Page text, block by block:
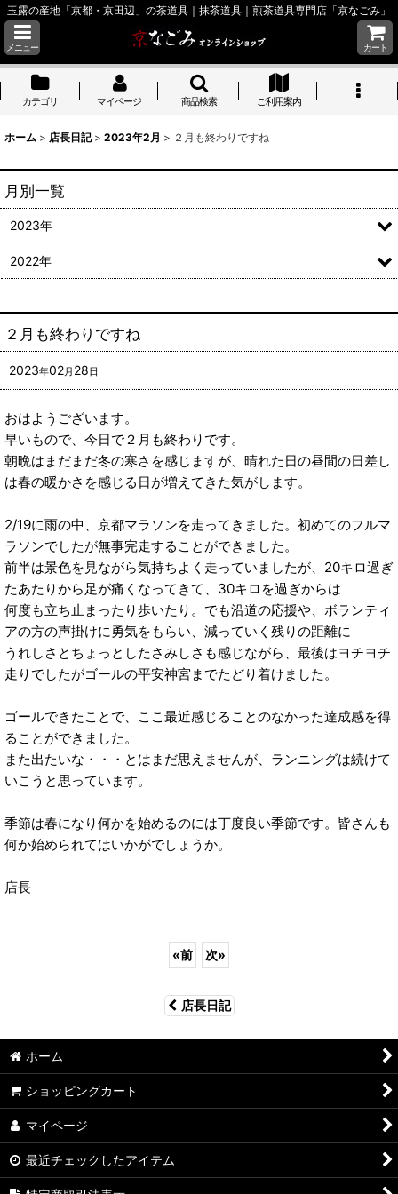
玉露の産地「京都・京田辺」の茶道具｜抹茶道具｜煎茶道具専門店「京なごみ」
メニュー カート
カテゴリ マイページ 商品検索 ご利用案内
ホーム > 店長日記 > 2023年2月 > ２月も終わりですね
２月も終わりですね
2023年02月 28日
おはようございます。
早いもので、今日で２月も終わりです。
朝晩はまだまだ冬の寒さを感じますが、晴れた日の昼間の日差し
は春の暖かさを感じる日が増えてきた気がします。
2/19に雨の中、京都マラソンを走ってきました。初めてのフルマ
ラソンでしたが無事完走することができました。
前半は景色を見ながら気持ちよく走っていましたが、20キロ過ぎ
たあたりから足が痛くなってきて、30キロを過ぎからは
何度も立ち止まったり歩いたり。でも沿道の応援や、ボランティ
アの方の声掛けに勇気をもらい、減っていく残りの距離に
うれしさとちょっとしたさみしさも感じながら、最後はヨチヨチ
走りでしたがゴールの平安神宮までたどり着けました。
ゴールできたことで、ここ最近感じることのなかった達成感を得
ることができました。
また出たいな・・・とはまだ思えませんが、ランニングは続けて
いこうと思っています。
季節は春になり何かを始めるのには丁度良い季節です。皆さんも
何か始められてはいかがでしょうか。
店長
«前 次»
店長日記
月別一覧
2023年
2022年
ホーム
ショッピングカート
マイページ
最近チェックしたアイテム